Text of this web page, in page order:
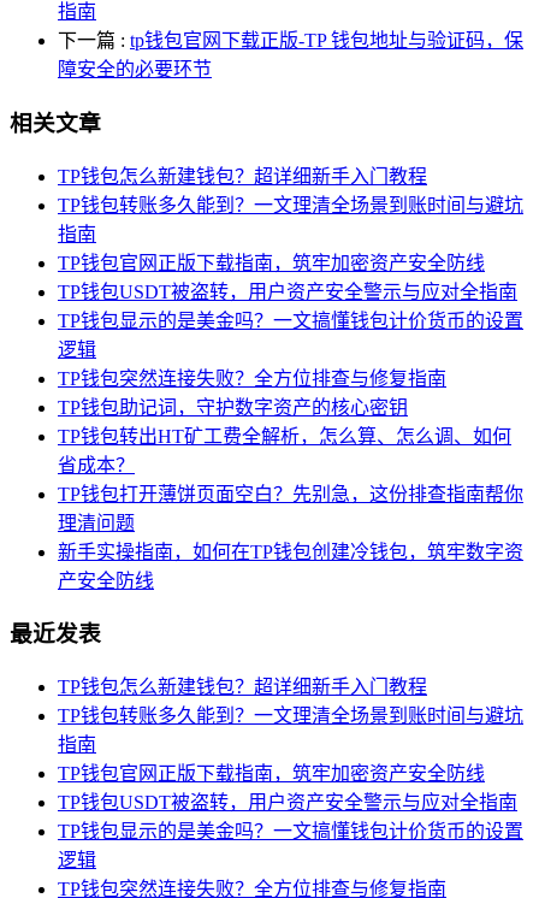
指南
下一篇 : tp钱包官网下载正版-TP 钱包地址与验证码，保
障安全的必要环节
相关文章
TP钱包怎么新建钱包？超详细新手入门教程
TP钱包转账多久能到？一文理清全场景到账时间与避坑
指南
TP钱包官网正版下载指南，筑牢加密资产安全防线
TP钱包USDT被盗转，用户资产安全警示与应对全指南
TP钱包显示的是美金吗？一文搞懂钱包计价货币的设置
逻辑
TP钱包突然连接失败？全方位排查与修复指南
TP钱包助记词，守护数字资产的核心密钥
TP钱包转出HT矿工费全解析，怎么算、怎么调、如何
省成本？
TP钱包打开薄饼页面空白？先别急，这份排查指南帮你
理清问题
新手实操指南，如何在TP钱包创建冷钱包，筑牢数字资
产安全防线
最近发表
TP钱包怎么新建钱包？超详细新手入门教程
TP钱包转账多久能到？一文理清全场景到账时间与避坑
指南
TP钱包官网正版下载指南，筑牢加密资产安全防线
TP钱包USDT被盗转，用户资产安全警示与应对全指南
TP钱包显示的是美金吗？一文搞懂钱包计价货币的设置
逻辑
TP钱包突然连接失败？全方位排查与修复指南